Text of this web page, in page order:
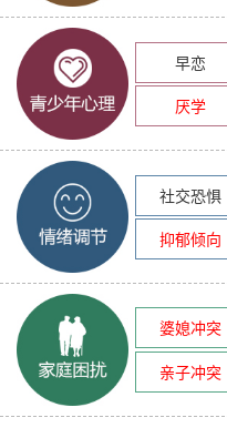
早恋
厌学
社交恐惧
抑郁倾向
婆媳冲突
亲子冲突